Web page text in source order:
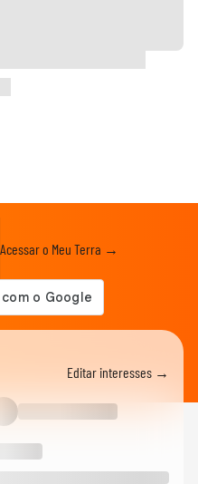
Acessar o Meu Terra →
Editar interesses →